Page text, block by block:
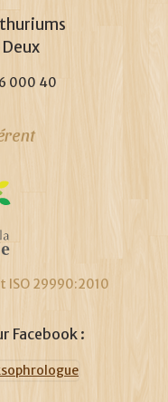
000 40
ISO 29990:2010
Facebook :